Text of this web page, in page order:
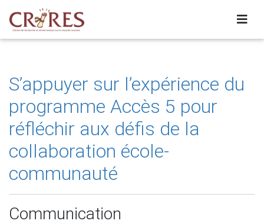
S’appuyer sur l’expérience du
programme Accès 5 pour
réfléchir aux défis de la
collaboration école-
communauté
Communication